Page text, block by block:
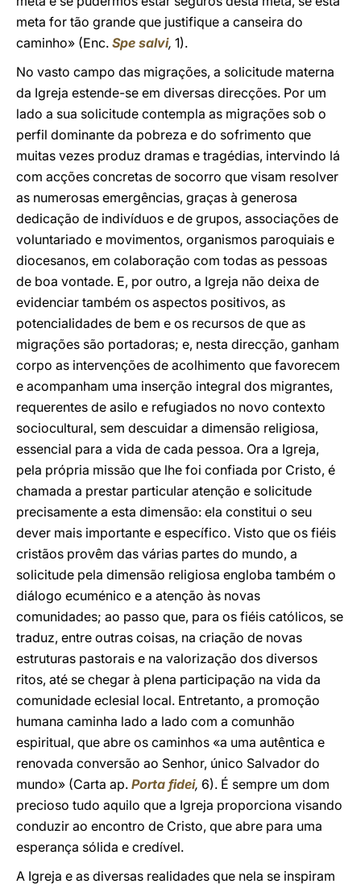
meta for tão grande que justifique a canseira do
caminho» (Enc. Spe salvi, 1).
No vasto campo das migrações, a solicitude materna
da Igreja estende-se em diversas direcções. Por um
lado a sua solicitude contempla as migrações sob o
perfil dominante da pobreza e do sofrimento que
muitas vezes produz dramas e tragédias, intervindo lá
com acções concretas de socorro que visam resolver
as numerosas emergências, graças à generosa
dedicação de indivíduos e de grupos, associações de
voluntariado e movimentos, organismos paroquiais e
diocesanos, em colaboração com todas as pessoas
de boa vontade. E, por outro, a Igreja não deixa de
evidenciar também os aspectos positivos, as
potencialidades de bem e os recursos de que as
migrações são portadoras; e, nesta direcção, ganham
corpo as intervenções de acolhimento que favorecem
e acompanham uma inserção integral dos migrantes,
requerentes de asilo e refugiados no novo contexto
sociocultural, sem descuidar a dimensão religiosa,
essencial para a vida de cada pessoa. Ora a Igreja,
pela própria missão que lhe foi confiada por Cristo, é
chamada a prestar particular atenção e solicitude
precisamente a esta dimensão: ela constitui o seu
dever mais importante e específico. Visto que os fiéis
cristãos provêm das várias partes do mundo, a
solicitude pela dimensão religiosa engloba também o
diálogo ecuménico e a atenção às novas
comunidades; ao passo que, para os fiéis católicos, se
traduz, entre outras coisas, na criação de novas
estruturas pastorais e na valorização dos diversos
ritos, até se chegar à plena participação na vida da
comunidade eclesial local. Entretanto, a promoção
humana caminha lado a lado com a comunhão
espiritual, que abre os caminhos «a uma autêntica e
renovada conversão ao Senhor, único Salvador do
mundo» (Carta ap. Porta fidei, 6). É sempre um dom
precioso tudo aquilo que a Igreja proporciona visando
conduzir ao encontro de Cristo, que abre para uma
esperança sólida e credível.
A Igreja e as diversas realidades que nela se inspiram